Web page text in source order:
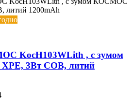
KocH103WLith , с зумом
3Вт СОВ, литий